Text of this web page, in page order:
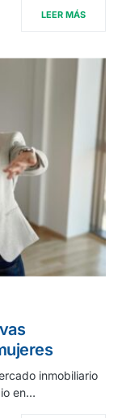
LEER MÁS
inmobiliario
en…